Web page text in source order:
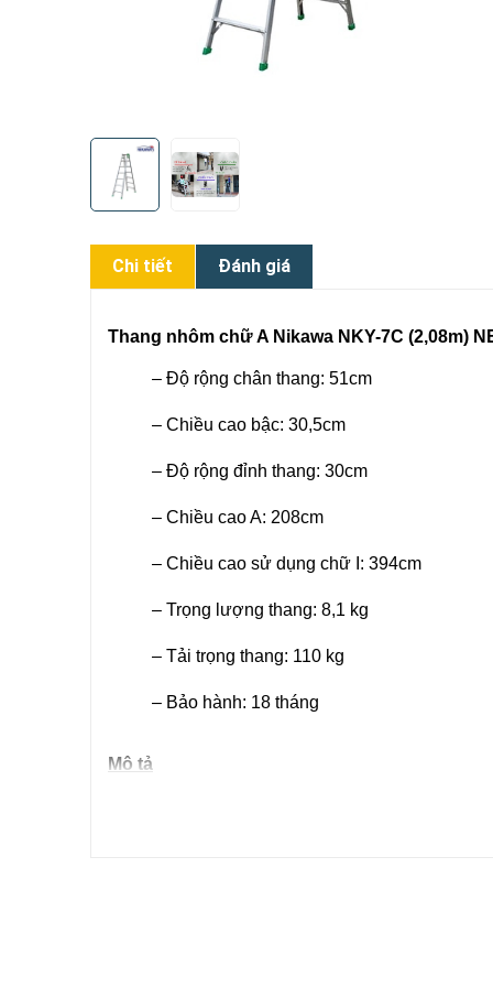
Chi tiết Đánh giá
Thang nhôm chữ A Nikawa NKY-7C (2,08m)
– Độ rộng chân thang: 51cm
– Chiều cao bậc: 30,5cm
– Độ rộng đỉnh thang: 30cm
– Chiều cao A: 208cm
– Chiều cao sử dụng chữ I: 394cm
– Trọng lượng thang: 8,1 kg
– Tải trọng thang: 110 kg
– Bảo hành: 18 tháng
Mô tả
khi duỗi thẳng là 4,12m, chiều cao khi ở dạng